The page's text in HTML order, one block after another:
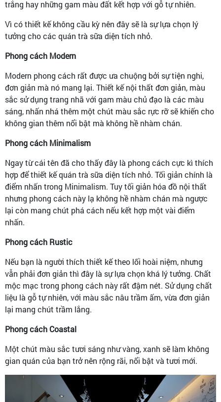
trắng hay những gam màu đất kết hợp với gỗ tự nhiên.
Vì có thiết kế không cầu kỳ nên đây sẽ là sự lựa chọn lý
tưởng cho các quán trà sữa diện tích nhỏ.
Phong cách Modern
Modern phong cách rất được ưa chuộng bởi sự tiện nghi,
đơn giản mà nó mang lại. Thiết kế nội thất đơn giản, màu
sắc sử dụng trang nhã với gam màu chủ đạo là các màu
sáng, nhấn nhá thêm một chút màu sắc rực rỡ sẽ khiến cho
không gian thêm nổi bật mà không hề nhàm chán.
Phong cách Minimalism
Ngay từ cái tên đã cho thấy đây là phong cách cực kì thích
hợp để thiết kế quán trà sữa diện tích nhỏ. Tối giản chính là
điểm nhấn trong Minimalism. Tuy tối giản hóa đồ nội thất
nhưng phong cách này lạ không hề nhàm chán mà ngược
lại còn mang chút phá cách nếu kết hợp một vài điểm
nhấn.
Phong cách Rustic
Nếu bạn là người thích thiết kế theo lối hoài niệm, nhưng
vẫn phải đơn giản thì đây là sự lựa chọn khá lý tưởng. Chất
mộc mạc trong phong cách này rất đậm nét. Sử dụng chất
liệu là gỗ tự nhiên, với màu sắc nâu trầm ấm, vừa đơn giản
lại mang chút trầm lắng.
Phong cách Coastal
Một chút màu sắc tươi sáng như vàng, xanh sẽ làm không
gian quán của bạn trở nên rộng rãi, nổi bật và tươi mới.